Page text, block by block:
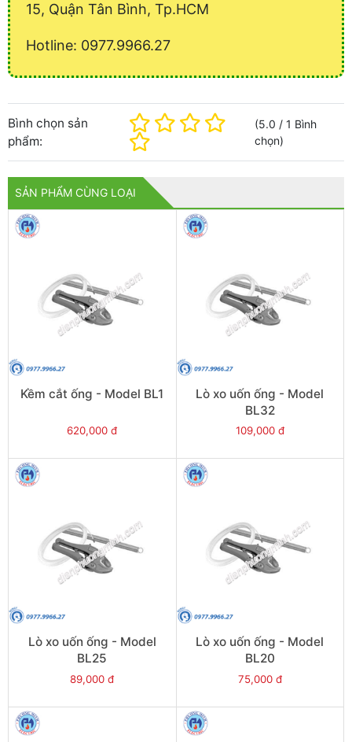
15, Quận Tân Bình, Tp.HCM
Hotline: 0977.9966.27
Bình chọn sản
phẩm:
(5.0 /1 Bình
chọn)
SẢN PHẨM CÙNG LOẠI
Kềm cắt ống - Model BL1
620,000 đ
Lò xo uốn ống - Model
BL32
109,000 đ
Lò xo uốn ống - Model
BL25
89,000 đ
Lò xo uốn ống - Model
BL20
75,000 đ